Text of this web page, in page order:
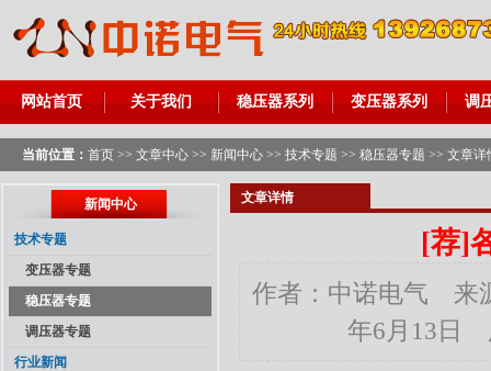
网站首页 关于我们 稳压器系列 变压器系列 调
当前位置： 首页 >> 文章中心 >> 新闻中心 >> 技术专题 >> 稳压器专题 >> 文章详
新闻中心
技术专题
变压器专题
稳压器专题
调压器专题
行业新闻
文章详情
[荐]
作者：中诺电气 来
年6月13日